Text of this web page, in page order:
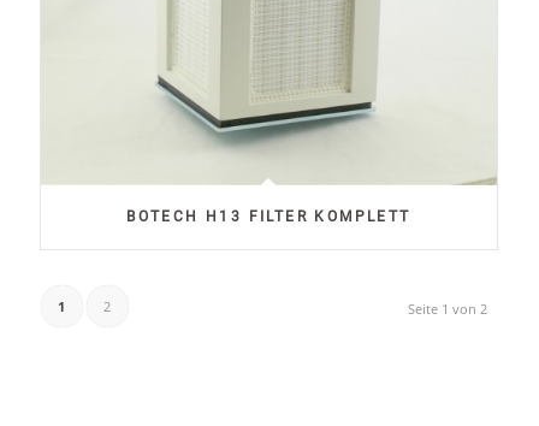
BOTECH H13 FILTER KOMPLETT
Seite 1 von 2
1 2